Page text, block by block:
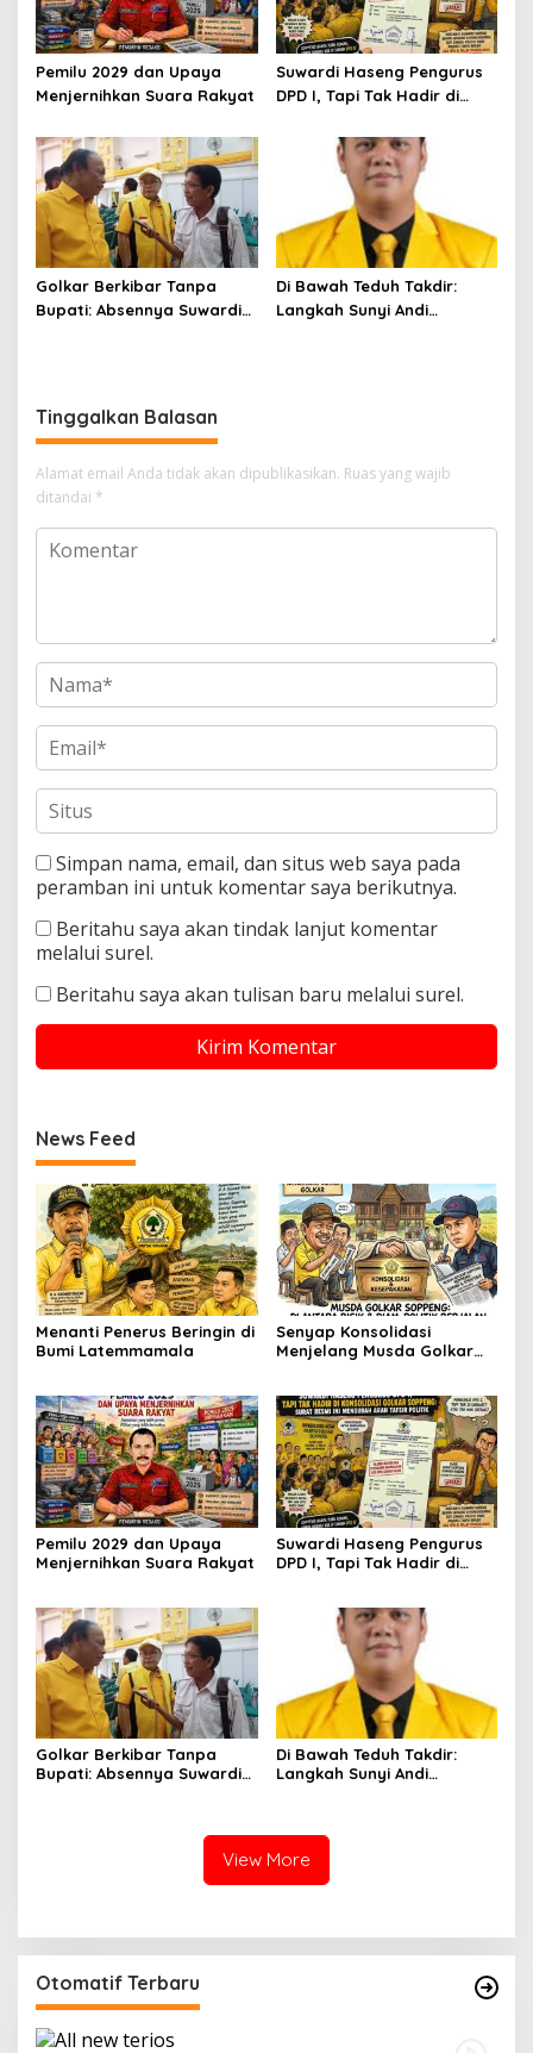
Pemilu 2029 dan Upaya
Menjernihkan Suara Rakyat
Suwardi Haseng Pengurus
DPD I, Tapi Tak Hadir di
Soppeng: Surat Resmi Ini
Mengubah Arah Tafsir
Golkar Berkibar Tanpa
Bupati: Absennya Suwardi
Di Bawah Teduh Takdir:
Langkah Sunyi Andi
Tinggalkan Balasan
Alamat email Anda tidak akan dipublikasikan. Ruas yang wajib
ditandai *
Simpan nama, email, dan situs web saya pada
peramban ini untuk komentar saya berikutnya.
Beritahu saya akan tindak lanjut komentar
melalui surel.
Beritahu saya akan tulisan baru melalui surel.
News Feed
Menanti Penerus Beringin di
Bumi Latemmamala
Senyap Konsolidasi
Menjelang Musda Golkar
Pemilu 2029 dan Upaya
Menjernihkan Suara Rakyat
Suwardi Haseng Pengurus
DPD I, Tapi Tak Hadir di
Mengubah Arah Tafsir
Golkar Berkibar Tanpa
Bupati: Absennya Suwardi
Di Bawah Teduh Takdir:
Langkah Sunyi Andi
View More
Otomatif Terbaru